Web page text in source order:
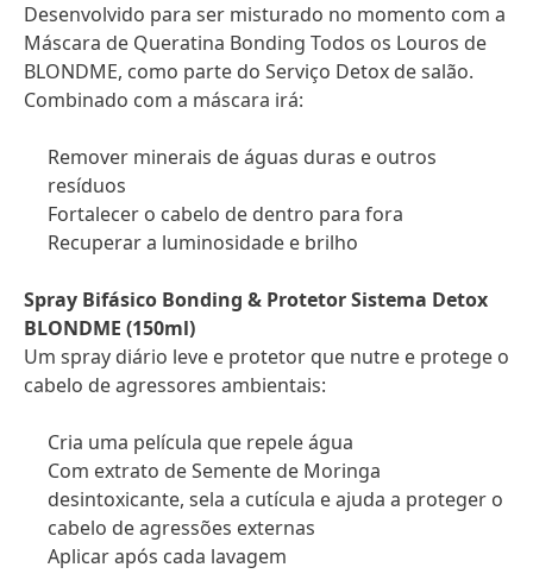
Desenvolvido para ser misturado no momento com a
Máscara de Queratina Bonding Todos os Louros de
BLONDME, como parte do Serviço Detox de salão.
Combinado com a máscara irá:
Remover minerais de águas duras e outros
resíduos
Fortalecer o cabelo de dentro para fora
Recuperar a luminosidade e brilho
Spray Bifásico Bonding & Protetor Sistema Detox
BLONDME (150ml)
Um spray diário leve e protetor que nutre e protege o
cabelo de agressores ambientais:
Cria uma película que repele água
Com extrato de Semente de Moringa
desintoxicante, sela a cutícula e ajuda a proteger o
cabelo de agressões externas
Aplicar após cada lavagem